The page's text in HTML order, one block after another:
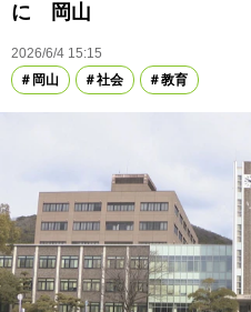
に 岡山
2026/6/4 15:15
岡山
社会 教育